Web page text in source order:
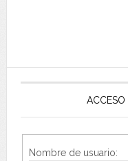
Nombre de usuario: